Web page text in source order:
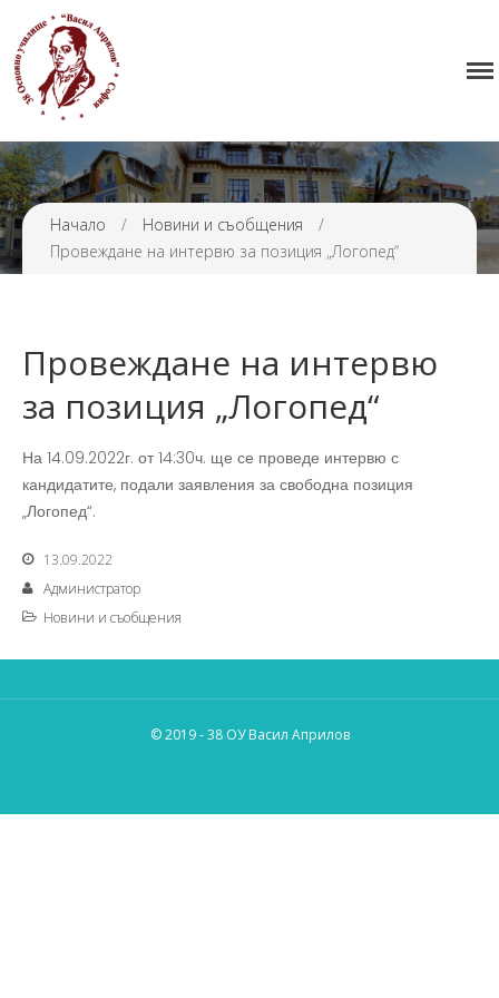
Нормативна уредба
Прием
Проекти и дейности
Седмично разписание
Начало / Новини и съобщения
/
Провеждане на интервю за позиция „Логопед“
Провеждане на интервю
за позиция „Логопед“
На 14.09.2022г. от 14:30ч. ще се проведе интервю с
кандидатите, подали заявления за свободна позиция
„Логопед“.
13.09.2022
Администратор
Новини и съобщения
© 2019 - 38 ОУ Васил Априлов